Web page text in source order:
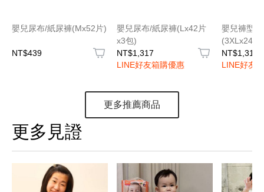
嬰兒尿布/紙尿褲(Mx52片)
NT$439
嬰兒尿布/紙尿褲(Lx42片
x3包)
NT$1,317
LINE好友箱購優惠
嬰兒褲型
(3XLx24片
NT$1,317
LINE好友
更多推薦商品
更多見證